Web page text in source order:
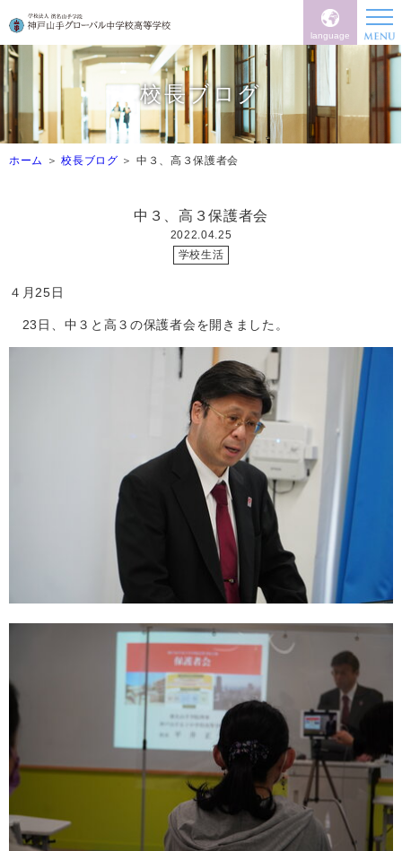
language
校長ブログ
ホーム 校長ブログ 中３、高３保護者会
中３、高３保護者会
2022.04.25
学校生活
４月25日
23 日、中３と高３の保護者会を開きました。